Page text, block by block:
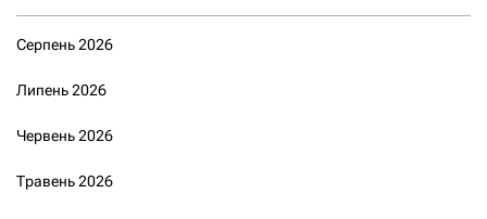
Серпень 2026
Липень 2026
Червень 2026
Травень 2026